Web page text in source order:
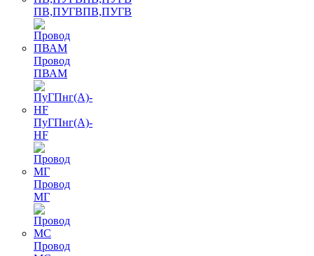
ПВ,ПУГВПВ,ПУГВ
Провод
ПВАМ
ПуГПнг(A)-
HF
Провод
МГ
Провод